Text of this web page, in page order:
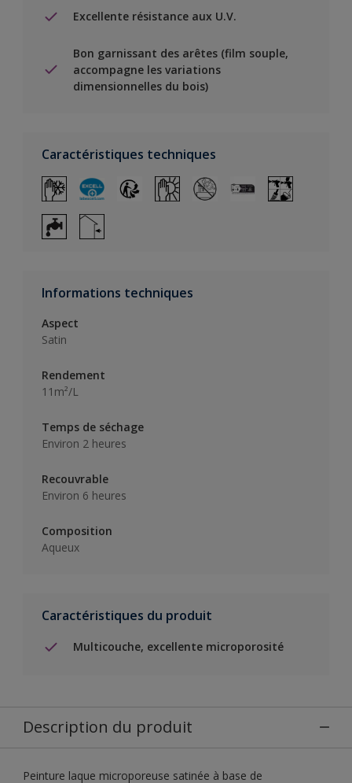
Excellente résistance aux U.V.
Bon garnissant des arêtes (film souple,
accompagne les variations
dimensionnelles du bois)
Caractéristiques techniques
Informations techniques
Aspect
Satin
Rendement
11m²/L
Temps de séchage
Environ 2 heures
Recouvrable
Environ 6 heures
Composition
Aqueux
Caractéristiques du produit
Multicouche, excellente microporosité
Description du produit
Peinture laque microporeuse satinée à base de